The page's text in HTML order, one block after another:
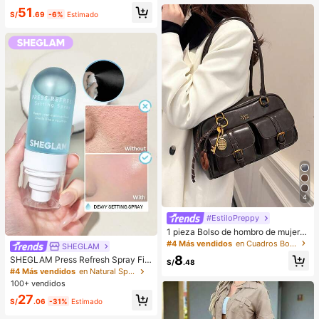
ano
S/51 .69 -6% Estimado
SHEGLAM
SHEGLAM Press Refresh Spray Fija
dor Marca De Belleza CosméTica
Maquillaje Para Mujeres Y NiñAs
#4 Más vendidos
en Natural Spray fijador
100+ vendidos
S/27.06 -31% Estimado
asados, oficinistas. Ideal para oficin
a, escuela, trabajo, negocios, viaje
s, actividades al aire libre y otras oc
asiones.
4
#EstiloPreppy
1 pieza Bolso de hombro de mujer d
e unicolor retro de piel de PU con m
ene con un accesorio colgante des
ede variar ligeramente)
#4 Más vendidos en Cuadros Bolsos De Hombro De Mujer
S/8.48